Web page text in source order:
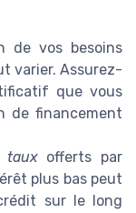
de vos besoins
varier. Assurez-
que vous
de financement
tauxofferts par
plus bas peut
sur le long